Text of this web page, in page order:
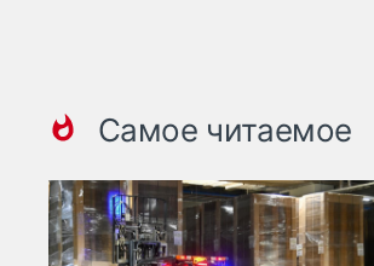
Самое читаемое